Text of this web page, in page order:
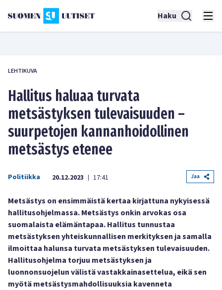
Haku
LEHTIKUVA
Hallitus haluaa turvata
metsästyksen tulevaisuuden –
suurpetojen kannanhoidollinen
metsästys etenee
Politiikka 20.12.2023 | 17:41 Jaa
Metsästys on ensimmäistä kertaa kirjattuna nykyisessä
hallitusohjelmassa. Metsästys onkin arvokas osa
suomalaista elämäntapaa. Hallitus tunnustaa
metsästyksen yhteiskunnallisen merkityksen ja samalla
ilmoittaa halunsa turvata metsästyksen tulevaisuuden.
Hallitusohjelma torjuu metsästyksen ja
luonnonsuojelun välistä vastakkainasettelua, eikä sen
myötä metsästysmahdollisuuksia kavenneta